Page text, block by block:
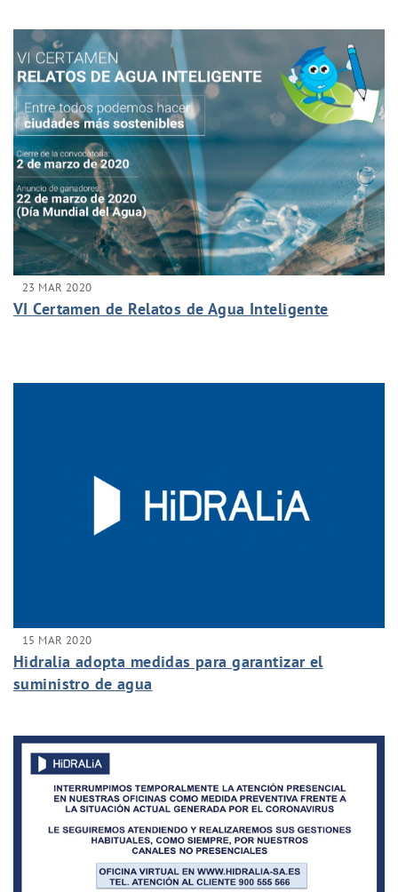
23 MAR 2020
VI Certamen de Relatos de Agua Inteligente
15 MAR 2020
Hidralia adopta medidas para garantizar el
suministro de agua